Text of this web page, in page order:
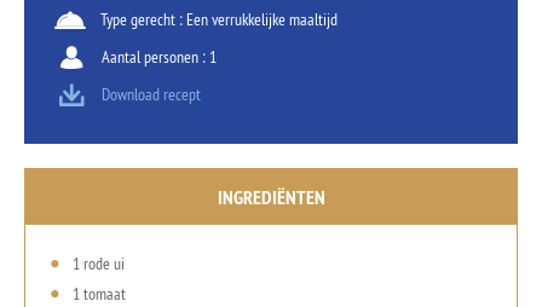
Type gerecht : Een verrukkelijke maaltijd
Aantal personen : 1
Download recept
INGREDIËNTEN
1 rode ui
1 tomaat